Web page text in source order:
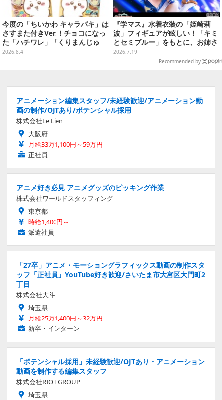
今度の「ちいかわ キャラパキ」は
さすまた付きVer.！チョコになっ
た「ハチワレ」「くりまんじゅ
う」たちも可愛い全8種
2026.8.4
『学マス』水着衣装の「姫崎莉
波」フィギュアが眩しい！「キミ
とセミブルー」をもとに、お姉さ
ん力あふれる姿を立体化
2026.7.19
Recommended by
アニメーション編集スタッフ/未経験歓迎/アニメーション動
画の制作/OJTあり/ポテンシャル採用
株式会社Le Lien
大阪府
月給33万1,100円～59万円
正社員
アニメ好き必見 アニメグッズのピッキング作業
株式会社ワールドスタッフィング
東京都
時給1,400円～
派遣社員
「27卒」アニメ・モーショングラフィックス動画の制作スタ
ッフ「正社員」YouTube好き歓迎/さいたま市大宮区大門町2
丁目
株式会社大斗
埼玉県
月給25万1,400円～32万円
新卒・インターン
「ポテンシャル採用」未経験歓迎/OJTあり・アニメーション
動画を制作する編集スタッフ
株式会社RIOT GROUP
埼玉県